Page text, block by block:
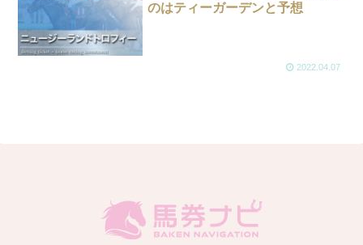
のはティーガーデンと予想
2022.04.07